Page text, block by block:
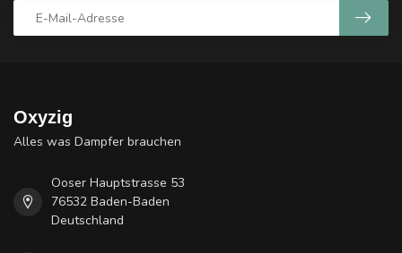
Oxyzig
Alles was Dampfer brauchen
Ooser Hauptstrasse 53
76532 Baden-Baden
Deutschland